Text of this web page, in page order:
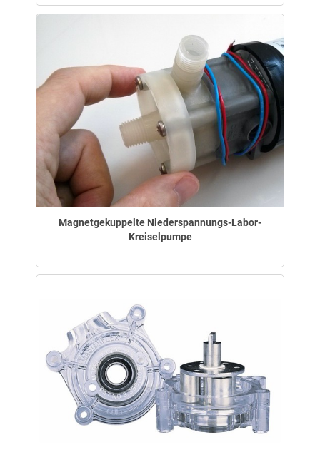
Magnetgekuppelte Niederspannungs-Labor-
Kreiselpumpe